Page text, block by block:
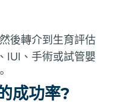
後轉介到生育評估
IUI、手術或試管嬰
成功率?